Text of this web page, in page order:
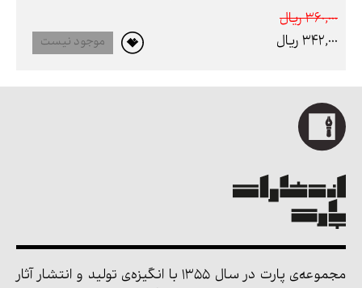
360,000 ريال
342,000 ريال
موجود نیست
مجموعه‌ی پارت در سال 1355 با انگیزه‌ی تولید و انتشار آثار